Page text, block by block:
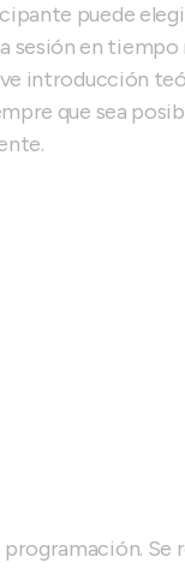
puede
sesión en tiempo
introducción
que sea
Se